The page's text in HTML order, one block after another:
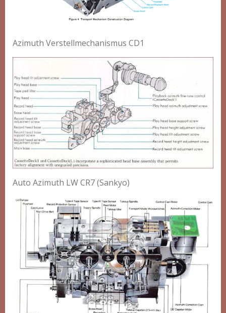
Azimuth Verstellmechanismus CD1
Auto Azimuth LW CR7 (Sankyo)